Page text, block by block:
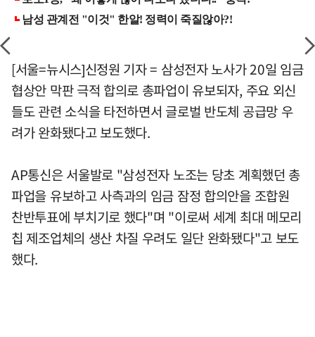
[서울=뉴시스]신정원 기자 = 삼성전자 노사가 20일 임금
협상안 막판 극적 합의로 총파업이 유보되자, 주요 외신
들도 관련 소식을 타전하면서 글로벌 반도체 공급망 우
려가 완화됐다고 보도했다.
AP통신은 서울발로 "삼성전자 노조는 당초 계획했던 총
파업을 유보하고 사측과의 임금 잠정 합의안을 조합원
찬반투표에 부치기로 했다"며 "이로써 세계 최대 메모리
칩 제조업체의 생산 차질 우려도 일단 완화됐다"고 보도
했다.